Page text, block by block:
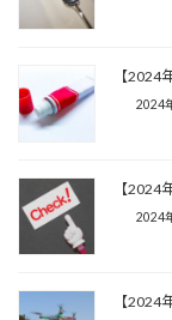
【2024
2024
【2024
2024
【2024